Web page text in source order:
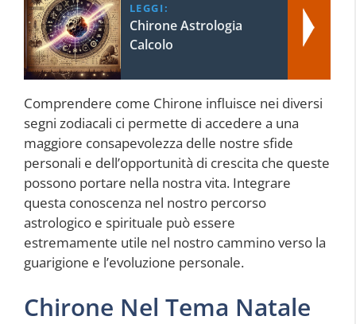
LEGGI:
Chirone Astrologia
Calcolo
Comprendere come Chirone influisce nei diversi
segni zodiacali ci permette di accedere a una
maggiore consapevolezza delle nostre sfide
personali e dell’opportunità di crescita che queste
possono portare nella nostra vita. Integrare
questa conoscenza nel nostro percorso
astrologico e spirituale può essere
estremamente utile nel nostro cammino verso la
guarigione e l’evoluzione personale.
Chirone Nel Tema Natale